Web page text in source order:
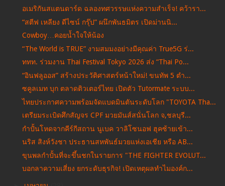
อเมริกันสแตนดาร์ด ฉลองทศวรรษแห่งความสำเร็จ! คว้ารา...
“สตีฟ เหลียง ดีไซน์ กรุ๊ป” ผนึกพันธมิตร เปิดม่านนิ...
Cowboy…คอยน้ำใจให้น้อง
“The World is TRUE” งามสมมงอย่างมีคุณค่า True5G ร่...
ททท. ร่วมงาน Thai Festival Tokyo 2026 ส่ง “Thai Po...
“อินฟลูออส” สร้างประวัติศาสตร์หน้าใหม่! ขนทัพ 5 ตำ...
ซคูลเมท บุก ตลาดติวเตอร์ไทย เปิดตัว Tutormate ระบบ...
ไทยประกาศความพร้อมจัดแบดมินตันระดับโลก "TOYOTA Tha...
เตรียมระเบิดศึกสัญจร CPF มวยมันส์สนั่นโลก จ,ชลบุรี...
กำปั้นโหดจากคีร์กีสถาน นูเบค วาลิโซนอฟ ฮุคซ้ายเข้า...
นริส สิงห์วังชา ประธานสหพันธ์มวยแห่งเอเชีย หรือ AB...
ขุนพลกำปั้นที่จะขึ้นชกในรายการ "THE FIGHTER EVOLUT...
บอกลาความเสี่ยง ยกระดับธุรกิจ! เปิดเหตุผลทำไมองค์ก...